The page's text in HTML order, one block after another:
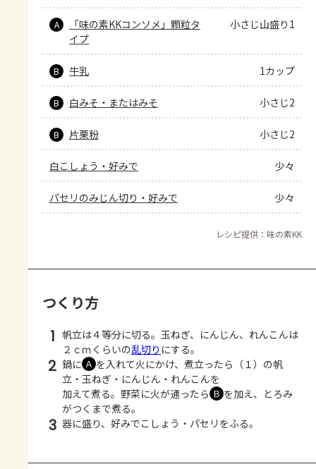
A
「味の素KKコンソメ」顆粒タ
イプ
小さじ山盛り1
B 牛乳 1カップ
B 白みそ・またはみそ 小さじ2
B 片栗粉 小さじ2
白こしょう・好みで 少々
パセリのみじん切り・好みで 少々
レシピ提供：味の素KK
つくり方
1 帆立は４等分に切る。玉ねぎ、にんじん、れんこんは
２ｃｍくらいの乱切り にする。
2 鍋に Ａ を入れて火にかけ、煮立ったら（１）の帆
立・玉ねぎ・にんじん・れんこんを
加えて煮る。野菜に火が通ったら Ｂ を加え、とろみ
がつくまで煮る。
3 器に盛り、好みでこしょう・パセリをふる。